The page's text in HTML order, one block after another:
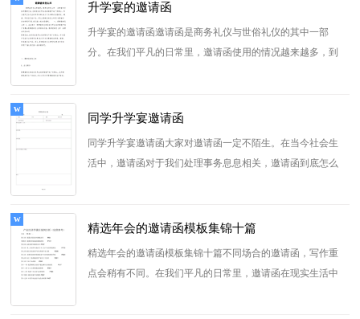
升学宴的邀请函
升学宴的邀请函邀请函是商务礼仪与世俗礼仪的其中一部
分。在我们平凡的日常里，邀请函使用的情况越来越多，到
同学升学宴邀请函
同学升学宴邀请函大家对邀请函一定不陌生。在当今社会生
活中，邀请函对于我们处理事务息息相关，邀请函到底怎么
精选年会的邀请函模板集锦十篇
精选年会的邀请函模板集锦十篇不同场合的邀请函，写作重
点会稍有不同。在我们平凡的日常里，邀请函在现实生活中